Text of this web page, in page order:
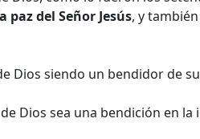
paz del Señor Jesús, y
Dios siendo un bendidor de
Dios sea una bendición en la